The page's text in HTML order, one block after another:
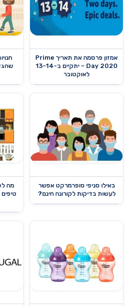
אמזון פרסמה את תאריך Prime
Day 2020 – יתקיים ב-13-14
לאוקטובר
באילו סניפי סופרמרקט אפשר
לעשות בדיקות לקורונה חינם?
מה